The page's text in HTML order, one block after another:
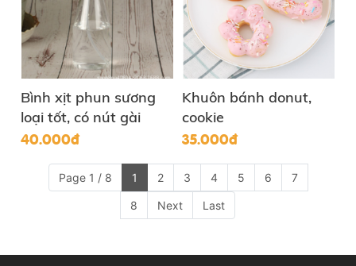
Bình xịt phun sương
loại tốt, có nút gài
40.000đ
Khuôn bánh donut,
cookie
35.000đ
Page 1 / 8 1 2 3 4 5 6 7
8 Next Last